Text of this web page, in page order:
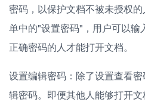
密码，以保护文档不被未授权
单中的"设置密码"，用户可以输
正确密码的人才能打开文档。
设置编辑密码：除了设置查看
辑密码。即便其他人能够打开